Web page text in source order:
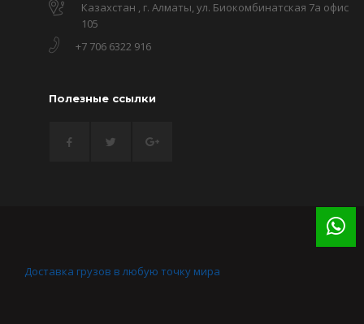
Казахстан , г. Алматы, ул. Биокомбинатская 7а офис
105
+7 706 6322 916
Полезные ссылки
Доставка грузов в любую точку мира